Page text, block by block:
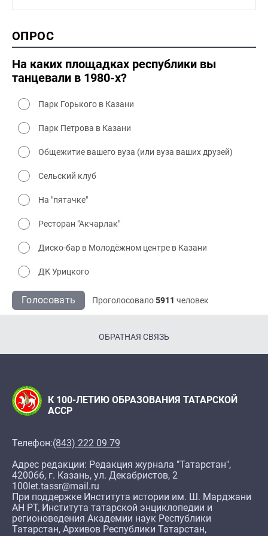
1990-2000 культура
2000 промышленность
2000 культура
ОПРОС
На каких площадках республики вы
танцевали в 1980-х?
Парк Горького в Казани
Парк Петрова в Казани
Общежитие вашего вуза (или вуза ваших друзей)
Сельский клуб
На "пятачке"
Ресторан "Акчарлак"
Диско-бар в Молодёжном центре в Казани
ДК Урицкого
Голосовать Проголосовало5911 человек
ОБРАТНАЯ СВЯЗЬ
К 100-ЛЕТИЮ ОБРАЗОВАНИЯ ТАТАРСКОЙ
АССР
Телефон:(843) 222 09 79
Адрес редакции: Редакция журнала "Татарстан",
420066, г. Казань, ул. Декабристов, 2
100let.tassr@mail.ru
При поддержке Института истории им. Ш. Марджани
АН РТ, Института татарской энциклопедии и
регионоведения Академии наук Республики
Татарстан, Архивов Республики Татарстан,